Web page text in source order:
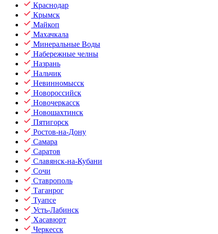
Краснодар
Крымск
Майкоп
Махачкала
Минеральные Воды
Набережные челны
Назрань
Нальчик
Невинномысск
Новороссийск
Новочеркасск
Новошахтинск
Пятигорск
Ростов-на-Дону
Самара
Саратов
Славянск-на-Кубани
Сочи
Ставрополь
Таганрог
Туапсе
Усть-Лабинск
Хасавюрт
Черкесск